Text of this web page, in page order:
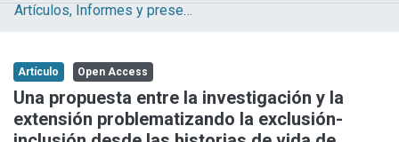
Explorar
Aportar material
Statistics
Artículos, Informes y presentaciones en Congresos
Artículo Open Access
Una propuesta entre la investigación y la
extensión problematizando la exclusión-